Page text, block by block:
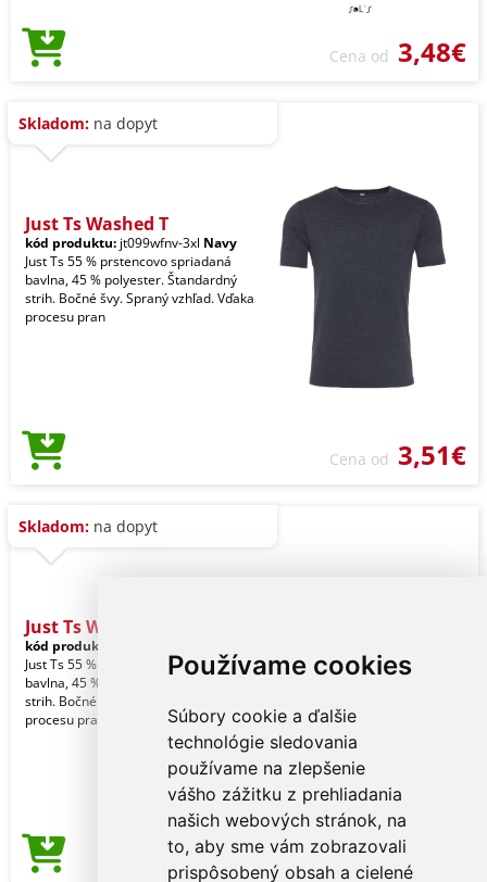
Používame cookies
Súbory cookie a ďalšie
technológie sledovania
používame na zlepšenie
vášho zážitku z prehliadania
našich webových stránok, na
to, aby sme vám zobrazovali
prispôsobený obsah a cielené
Cena od 3,48€
Skladom: na dopyt
Just Ts Washed T
kód produktu: jt099wfnv-3xl Navy
Just Ts 55 % prstencovo spriadaná
bavlna, 45 % polyester. Štandardný
strih. Bočné švy. Spraný vzhľad. Vďaka
procesu pran
Cena od 3,51€
Skladom: na dopyt
Just Ts Washed T
kód produktu:
Just Ts 55 % prstencovo spriadaná
bavlna, 45 % polyester. Štandardný
strih. Bočné švy. Spraný vzhľad. Vďaka
procesu pran
Cena od 3,51€